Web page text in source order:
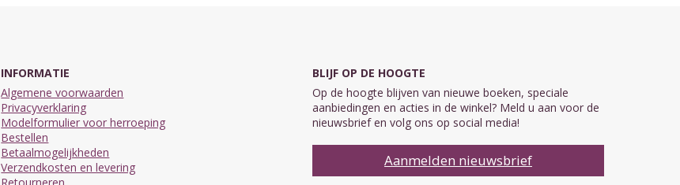
INFORMATIE
Algemene voorwaarden
Privacyverklaring
Modelformulier voor herroeping
Bestellen
Betaalmogelijkheden
Verzendkosten en levering
BLIJF OP DE HOOGTE
Op de hoogte blijven van nieuwe boeken, speciale
aanbiedingen en acties in de winkel? Meld u aan voor de
nieuwsbrief en volg ons op social media!
Aanmelden nieuwsbrief